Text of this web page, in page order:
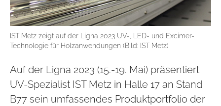
IST Metz zeigt auf der Ligna 2023 UV-, LED- und Excimer-
Technologie für Holzanwendungen (Bild: IST Metz)
Auf der Ligna 2023 (15.-19. Mai) präsentiert
UV-Spezialist IST Metz in Halle 17 an Stand
B77 sein umfassendes Produktportfolio der